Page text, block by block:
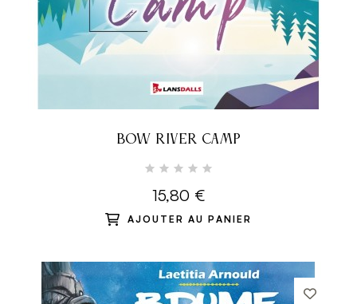
BOW RIVER CAMP
15,80 €
AJOUTER AU PANIER